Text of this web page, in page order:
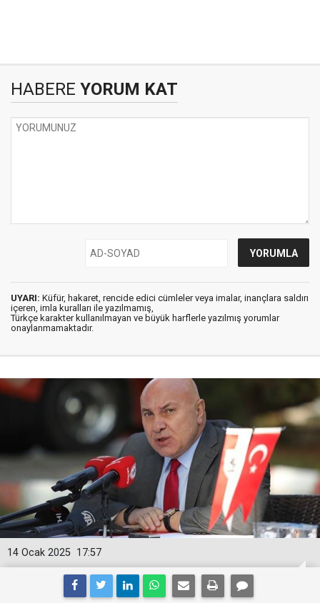
HABERE YORUM KAT
UYARI: Küfür, hakaret, rencide edici cümleler veya imalar, inançlara saldırı
içeren, imla kuralları ile yazılmamış,
Türkçe karakter kullanılmayan ve büyük harflerle yazılmış yorumlar
onaylanmamaktadır.
17:57
14 Ocak 2025